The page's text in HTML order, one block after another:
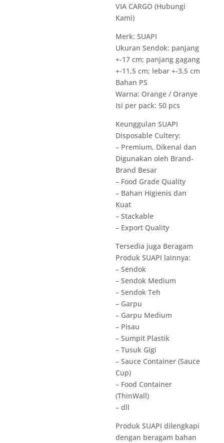
VIA CARGO (Hubungi
Kami)
Merk: SUAPI
Ukuran Sendok: panjang
+-17 cm; panjang gagang
+-11,5 cm; lebar +-3,5 cm
Bahan PS
Warna: Orange / Oranye
Isi per pack: 50 pcs
Keunggulan SUAPI
Disposable Cultery:
– Premium, Dikenal dan
Digunakan oleh Brand-
Brand Besar
– Food Grade Quality
– Bahan Higienis dan
Kuat
– Stackable
– Export Quality
Tersedia juga Beragam
Produk SUAPI lainnya:
– Sendok
– Sendok Medium
– Sendok Teh
– Garpu
– Garpu Medium
– Pisau
– Sumpit Plastik
– Tusuk Gigi
– Sauce Container (Sauce
Cup)
– Food Container
(ThinWall)
– dll
Produk SUAPI dilengkapi
dengan beragam bahan